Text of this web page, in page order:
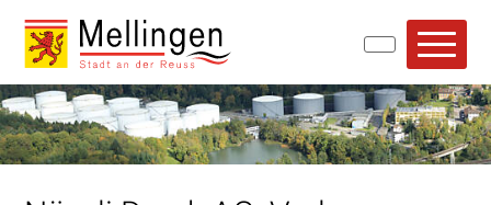
Navigieren in Mellingen
Schnellnavigation